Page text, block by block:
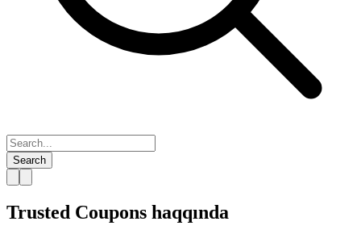
Search
Trusted Coupons haqqında